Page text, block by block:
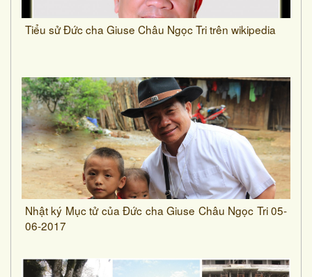
Tiểu sử Đức cha Giuse Châu Ngọc Tri trên wikipedia
Nhật ký Mục tử của Đức cha Giuse Châu Ngọc Tri 05-
06-2017